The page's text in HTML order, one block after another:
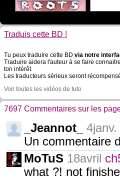
Traduis cette BD !
Tu peux traduire cette BD via notre
Traduire aidera l'auteur à se faire
ton intérêt.
Les traducteurs sérieux seront
Voir toutes les vidéos de tuto
7697 Commentaires sur les
_Jeannot_ 4janv.
Un commentaire
MoTuS 18avril
what ?! not